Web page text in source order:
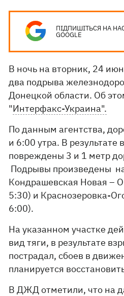
ПІДПИШІТЬСЯ НА
GOOGLE
В ночь на вторник, 24
два подрыва
Донецкой области. Об
"Интерфакс-Украина".
По данным агентства,
и 6:00 утра. В результате
повреждены 3 и 1 метр
Подрывы произведены
Кондрашевская Новая –
5:30) и Краснозеровка-
6:00).
На указанном участке
вид тяги, в результате
пострадал, сбоев в
планируется
В ДЖД отметили, что на